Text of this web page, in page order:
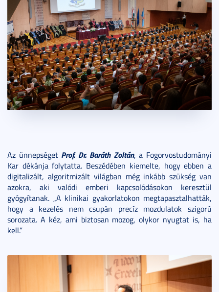
Az ünnepséget Prof. Dr. Baráth Zoltán, a Fogorvostudományi
Kar dékánja folytatta. Beszédében kiemelte, hogy ebben a
digitalizált, algoritmizált világban még inkább szükség van
azokra, aki valódi emberi kapcsolódásokon keresztül
gyógyítanak. „A klinikai gyakorlatokon megtapasztalhatták,
hogy a kezelés nem csupán precíz mozdulatok szigorú
sorozata. A kéz, ami biztosan mozog, olykor nyugtat is, ha
kell.”